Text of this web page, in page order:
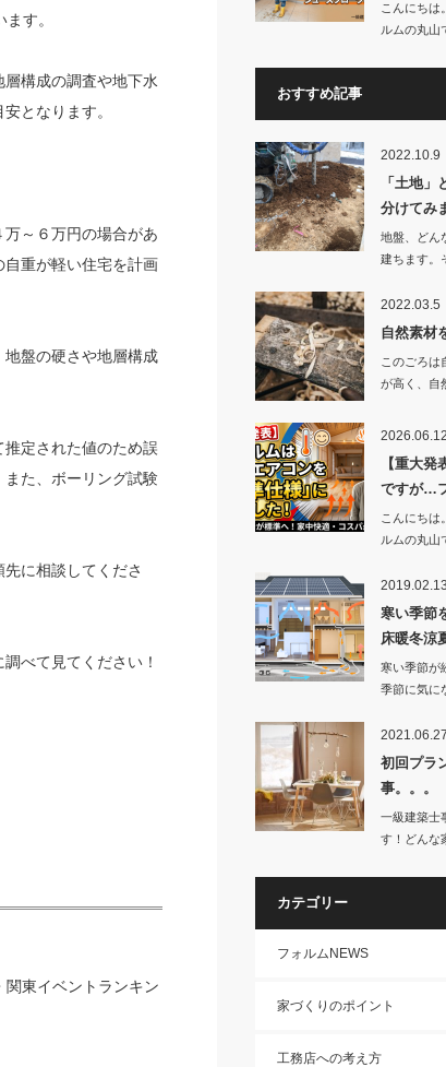
す。
構成の調査や地下水
となります。
～６万円の場合があ
重が軽い住宅を計画
盤の硬さや地層構成
定された値のため誤
た、ボーリング試験
に相談してくださ
べて見てください！
東イベントランキン
こんにちは
ルムの丸山
おすすめ記事
2022.10.9
「土地
分けてみ
地盤、どん
建ちます。
2022.03.5
自然素材
このごろは
が高く、自
2026.06.12
【重大
ですが…
こんにちは
ルムの丸山
2019.02.13
寒い季節
床暖冬涼
寒い季節が
季節に気に
2021.06.27
初回プラ
事。。。
一級建築士
す！どんな
カテゴリー
フォルムNEWS
家づくりのポイント
工務店への考え方